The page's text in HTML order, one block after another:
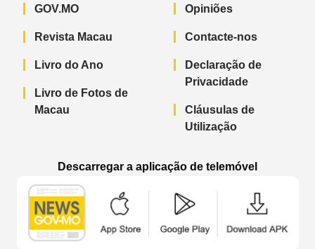
GOV.MO
Revista Macau
Livro do Ano
Livro de Fotos de
Macau
Opiniões
Contacte-nos
Declaração de
Privacidade
Cláusulas de
Utilização
Descarregar a aplicação de telemóvel